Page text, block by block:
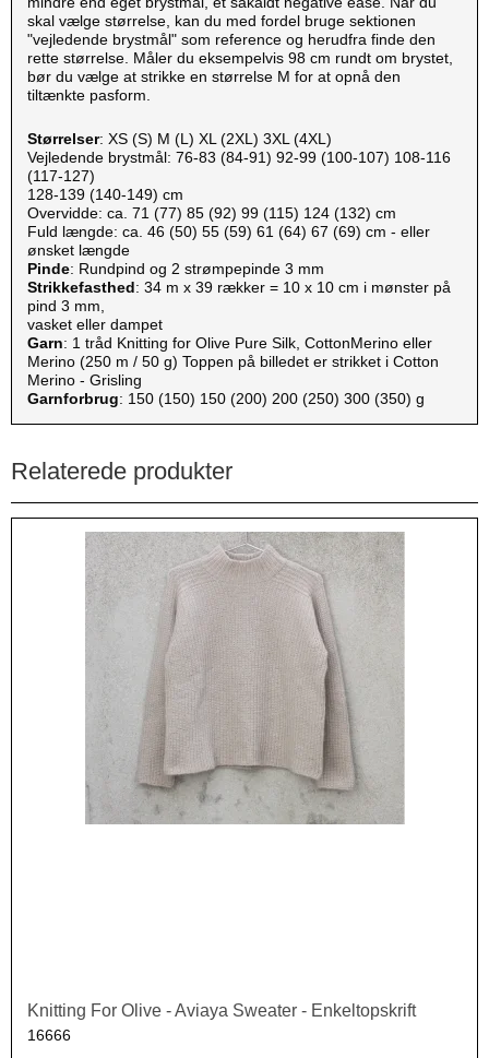
skal vælge størrelse, kan du med fordel bruge sektionen
"vejledende brystmål" som reference og herudfra finde den
rette størrelse. Måler du eksempelvis 98 cm rundt om brystet,
bør du vælge at strikke en størrelse M for at opnå den
tiltænkte pasform.
Størrelser: XS (S) M (L) XL (2XL) 3XL (4XL)
Vejledende brystmål: 76-83 (84-91) 92-99 (100-107) 108-116
(117-127)
128-139 (140-149) cm
Overvidde: ca. 71 (77) 85 (92) 99 (115) 124 (132) cm
Fuld længde: ca. 46 (50) 55 (59) 61 (64) 67 (69) cm - eller
ønsket længde
Pinde: Rundpind og 2 strømpepinde 3 mm
Strikkefasthed: 34 m x 39 rækker = 10 x 10 cm i mønster på
pind 3 mm,
vasket eller dampet
Garn: 1 tråd Knitting for Olive Pure Silk, CottonMerino eller
Merino (250 m / 50 g) Toppen på billedet er strikket i Cotton
Merino - Grisling
Garnforbrug: 150 (150) 150 (200) 200 (250) 300 (350) g
Relaterede produkter
Knitting For Olive - Aviaya Sweater - Enkeltopskrift
16666